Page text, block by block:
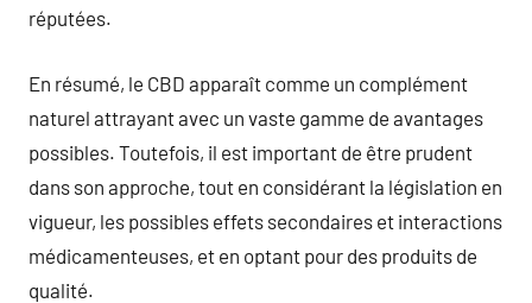
réputées.
En résumé, le CBD apparaît comme un complément
naturel attrayant avec un vaste gamme de avantages
possibles. Toutefois, il est important de être prudent
dans son approche, tout en considérant la législation en
vigueur, les possibles effets secondaires et interactions
médicamenteuses, et en optant pour des produits de
qualité.